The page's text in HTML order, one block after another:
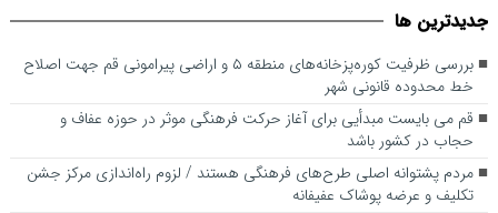
اصلاح خط محدوده قانونی شهر
جديدترين ها
بررسی ظرفیت کوره‌پزخانه‌های منطقه ۵ و اراضی پیرامونی قم جهت اصلاح
خط محدوده قانونی شهر
قم می بایست مبدأیی برای آغاز حرکت فرهنگی موثر در حوزه عفاف و
حجاب در کشور باشد
مردم پشتوانه اصلی طرح‌های فرهنگی هستند / لزوم راه‌اندازی مرکز جشن
تکلیف و عرضه پوشاک عفیفانه